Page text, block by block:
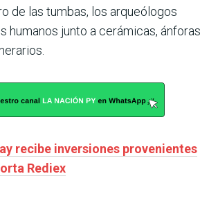
de las tumbas, los arqueólogos
humanos junto a cerámicas, ánforas
recibe inversiones provenientes
Rediex